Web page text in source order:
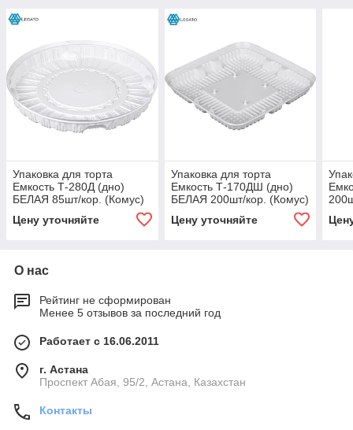
Упаковка для торта
Емкость Т-280Д (дно)
БЕЛАЯ 85шт/кор. (Комус)
Цену уточняйте
Упаковка для торта
Емкость Т-170ДШ (дно)
БЕЛАЯ 200шт/кор. (Комус)
Цену уточняйте
О нас
Рейтинг не сформирован
Менее 5 отзывов за последний год
Работает с 16.06.2011
г. Астана
​Проспект Абая, 95/2, Астана, Казахстан
Контакты